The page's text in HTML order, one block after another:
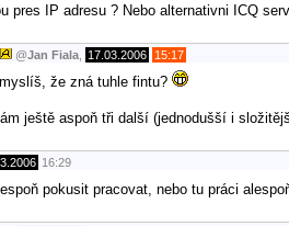
pres IP adresu ? Nebo alternativni ICQ
@Jan Fiala 17.03.2006 15:17
že zná tuhle fintu?
ještě aspoň tři další (jednodušší i
16:29
pokusit pracovat, nebo tu práci